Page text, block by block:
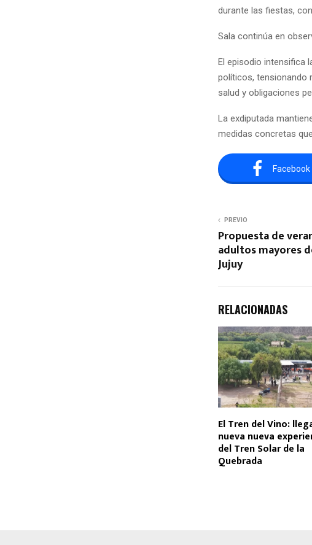
durante las fiestas,
Sala continúa en
El episodio intensifica
políticos, tensionando
salud y obligaciones
La exdiputada
medidas concretas
Facebook
PREVIO
Propuesta de
adultos mayores
Jujuy
RELACIONADAS
El Tren del Vino:
nueva nueva
del Tren Solar de la
Quebrada